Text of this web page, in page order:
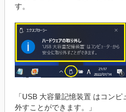
す。
「USB 大容量記憶装置 はコン
外すことができます。」